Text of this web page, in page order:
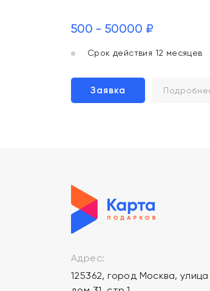
500 - 50000 ₽
Срок действия 12 месяцев
Заявка
Адрес:
125362, город Москва,